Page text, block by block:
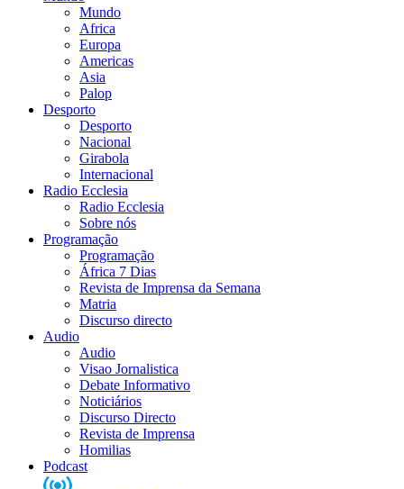
Mundo
Africa
Europa
Americas
Asia
Palop
Desporto
Desporto
Nacional
Girabola
Internacional
Radio Ecclesia
Radio Ecclesia
Sobre nós
Programação
Programação
África 7 Dias
Revista de Imprensa da Semana
Matria
Discurso directo
Audio
Audio
Visao Jornalistica
Debate Informativo
Noticiários
Discurso Directo
Revista de Imprensa
Homilias
Podcast